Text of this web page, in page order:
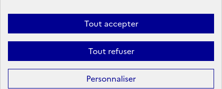
data.gouv.fr
Footer
menu
Plan du site Accessibilité partiellement conforme
Mentions légales
Données personnelles
Gestion des cookies
Sauf mention contraire, tous les textes de ce site sont sous
Tout accepter
Tout refuser
Personnaliser